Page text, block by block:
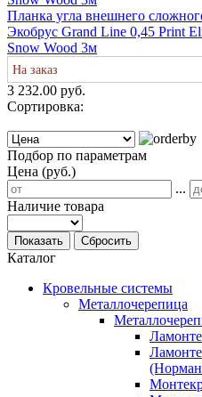
Планка угла внешнего
Экобрус Grand Line 0,45 Print
Snow Wood 3м
На заказ
3 232.00 руб.
Сортировка:
Подбор по параметрам
Цена (руб.)
...
Наличие товара
Показать Сбросить
Каталог
Кровельные системы
Металлочерепица